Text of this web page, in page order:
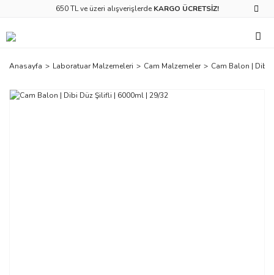
650 TL ve üzeri alışverişlerde KARGO ÜCRETSİZ!
Anasayfa Laboratuar Malzemeleri Cam Malzemeler Cam Balon | Dibi